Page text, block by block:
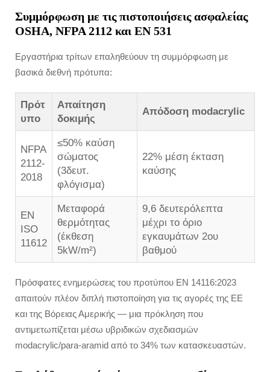
Συμμόρφωση με τις πιστοποιήσεις ασφαλείας
OSHA, NFPA 2112 και EN 531
Εργαστήρια τρίτων επαληθεύουν τη συμμόρφωση με
βασικά διεθνή πρότυπα:
Πρότ
υπο
Απαίτηση
δοκιμής
Απόδοση modacrylic
NFPA
2112-
2018
≤50% καύση
σώματος
(3δευτ.
φλόγισμα)
22% μέση έκταση
καύσης
EN
ISO
11612
Μεταφορά
θερμότητας
(έκθεση
5kW/m²)
9,6 δευτερόλεπτα
μέχρι το όριο
εγκαυμάτων 2ου
βαθμού
Πρόσφατες ενημερώσεις του προτύπου EN 14116:2023
απαιτούν πλέον διπλή πιστοποίηση για τις αγορές της ΕΕ
και της Βόρειας Αμερικής — μια πρόκληση που
αντιμετωπίζεται μέσω υβριδικών σχεδιασμών
modacrylic/para-aramid από το 34% των κατασκευαστών.